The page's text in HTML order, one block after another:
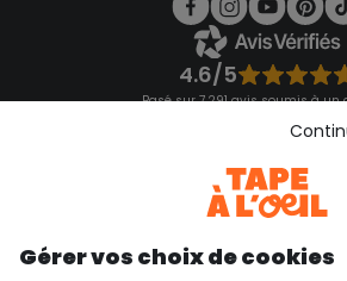
4.6/5
Basé sur 7 291 avis soumis à un
Consulter les CGU
Gérer vos choix de cookies